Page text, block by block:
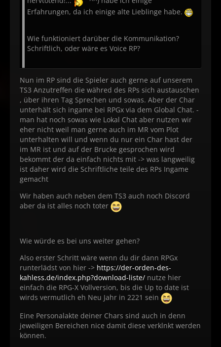
Erfahrungen, da ich einige alte Lieblinge habe.
Wie funktioniert darüber die Kommunikation?
Schriftlich, oder wäre es Voice RP?
Nun im RP sind die Spieler auch gerne auf unserem
TS3 Anzutreffen die währed des RPs sich austauschen
, über ihren Tag Sprechen und sowas. Aber der Char
unterhält sich ingame bei RPGx via dem Global Chat. -
man hat noch sowas wie Lokal Chat aber nutzen wir
eher nicht weil man gerne auch im MR vom Plot
unterhalten will und wenn du nur ein Char hast der
im MR ist und auf der Brucke gesprochen wird
bekommt der da einfach nichts mit -> was langweilig
ist daher wird die Schriftliche teile des RPs Ingame
gemacht
Wir haben auch neben dem TS3 auch noch Discord
aber da ist alles noch toter
Wie würde es bei uns weiter gehen?
Also erster Schritt wäre wenn du dir dann RPGx
runterlädst von hier -> https://der-orden-des-
kahless.de/index.php?download-liste/ nutze hier
einfach die RPG-X Vollversion, bis die Up to date ist
wirds vermutlich eh Neu Jahr in 2221 sein
Eine Personalakte deiner Chars sind auch in denn
jeweiligen Bereichen nice damit diese verklnkt werden
können.